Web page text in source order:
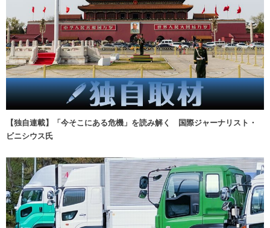
【独自連載】「今そこにある危機」を読み解く 国際ジャーナリスト・
ビニシウス氏